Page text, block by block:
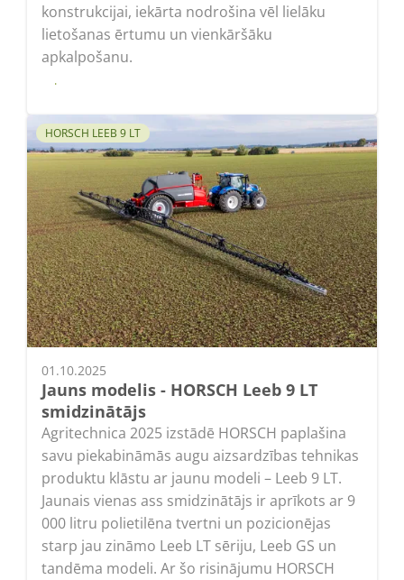
konstrukcijai, iekārta nodrošina vēl lielāku
lietošanas ērtumu un vienkāršāku
apkalpošanu.
Lasīt
HORSCH LEEB 9 LT
01.10.2025
Jauns modelis - HORSCH Leeb 9 LT
smidzinātājs
Agritechnica 2025 izstādē HORSCH paplašina
savu piekabināmās augu aizsardzības tehnikas
produktu klāstu ar jaunu modeli – Leeb 9 LT.
Jaunais vienas ass smidzinātājs ir aprīkots ar 9
000 litru polietilēna tvertni un pozicionējas
starp jau zināmo Leeb LT sēriju, Leeb GS un
tandēma modeli. Ar šo risinājumu HORSCH